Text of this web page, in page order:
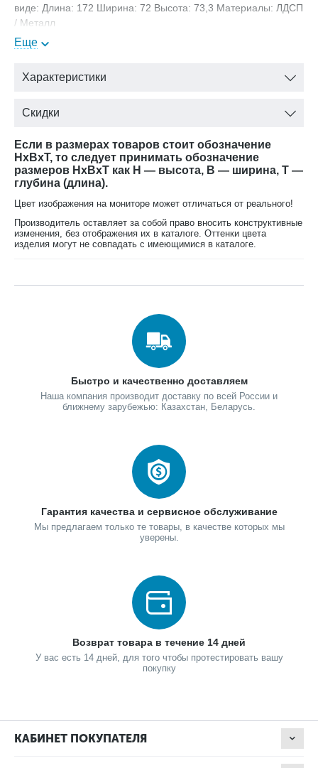
виде: Длина: 172 Ширина: 72 Высота: 73,3 Материалы: ЛДСП
/ Металл
Еще
Характеристики
Скидки
Если в размерах товаров стоит обозначение
HxBxT, то следует принимать обозначение
размеров HxBxT как H — высота, B — ширина, T —
глубина (длина).
Цвет изображения на мониторе может отличаться от реального!
Производитель оставляет за собой право вносить конструктивные
изменения, без отображения их в каталоге. Оттенки цвета
изделия могут не совпадать с имеющимися в каталоге.
Быстро и качественно доставляем
Наша компания производит доставку по всей России и
ближнему зарубежью: Казахстан, Беларусь.
Гарантия качества и сервисное обслуживание
Мы предлагаем только те товары, в качестве которых мы
уверены.
Возврат товара в течение 14 дней
У вас есть 14 дней, для того чтобы протестировать вашу
покупку
КАБИНЕТ ПОКУПАТЕЛЯ